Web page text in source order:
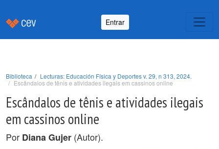
Entrar
Biblioteca
Lecturas: Educación Física y Deportes v. 29, n 313, 2024.
Escândalos de tênis e atividades ilegais em cassinos online
Escândalos de tênis e atividades ilegais
em cassinos online
Por Diana Gujer (Autor).